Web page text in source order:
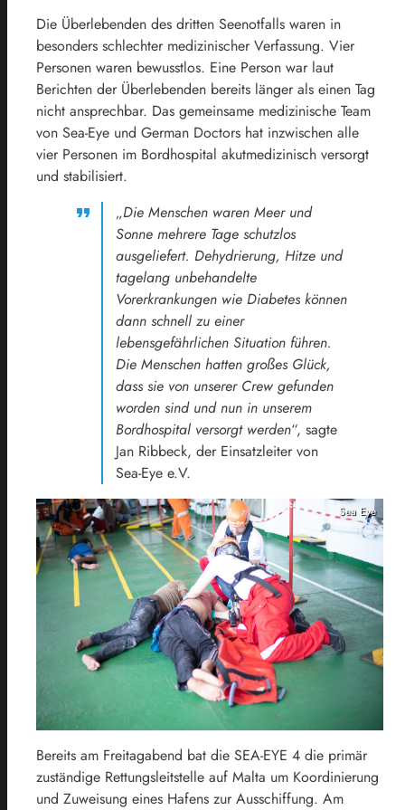
Die Überlebenden des dritten Seenotfalls waren in
besonders schlechter medizinischer Verfassung. Vier
Personen waren bewusstlos. Eine Person war laut
Berichten der Überlebenden bereits länger als einen Tag
nicht ansprechbar. Das gemeinsame medizinische Team
von Sea-Eye und German Doctors hat inzwischen alle
vier Personen im Bordhospital akutmedizinisch versorgt
und stabilisiert.
„Die Menschen waren Meer und
Sonne mehrere Tage schutzlos
ausgeliefert. Dehydrierung, Hitze und
tagelang unbehandelte
Vorerkrankungen wie Diabetes können
dann schnell zu einer
lebensgefährlichen Situation führen.
Die Menschen hatten großes Glück,
dass sie von unserer Crew gefunden
worden sind und nun in unserem
Bordhospital versorgt werden“, sagte
Jan Ribbeck, der Einsatzleiter von
Sea-Eye e.V.
Sea Eye
Bereits am Freitagabend bat die SEA-EYE 4 die primär
zuständige Rettungsleitstelle auf Malta um Koordinierung
und Zuweisung eines Hafens zur Ausschiffung. Am